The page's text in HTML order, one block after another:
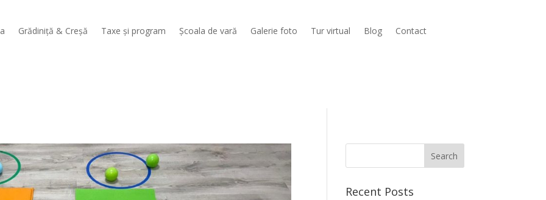
Grădiniță & Creșă Taxe și program Școala de vară Galerie foto Tur virtual Blog Contact
Recent Posts